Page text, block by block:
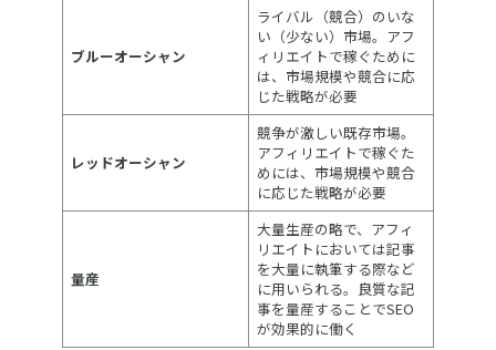
ブルーオーシャン
ライバル（競合）のいな
い（少ない）市場。アフ
ィリエイトで稼ぐために
は、市場規模や競合に応
じた戦略が必要
レッドオーシャン
競争が激しい既存市場。
アフィリエイトで稼ぐた
めには、市場規模や競合
に応じた戦略が必要
量産
大量生産の略で、アフィ
リエイトにおいては記事
を大量に執筆する際など
に用いられる。良質な記
事を量産することでSEO
が効果的に働く